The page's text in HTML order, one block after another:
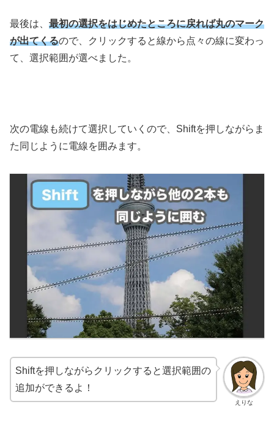
最後は、 最初の選択をはじめたところに戻れば丸のマーク
が出てくるので、クリックすると線から点々の線に変わっ
て、選択範囲が選べました。
次の電線も続けて選択していくので、Shiftを押しながらま
た同じように電線を囲みます。
えりな
Shiftを押しながらクリックすると選択範囲の
追加ができるよ！